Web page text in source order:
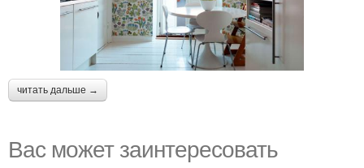
читать дальше →
Вас может заинтересовать